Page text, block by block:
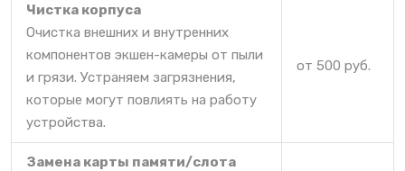
Чистка корпуса
Очистка внешних и внутренних
компонентов экшен-камеры от пыли
и грязи. Устраняем загрязнения,
которые могут повлиять на работу
устройства.
от 500 руб.
Замена карты памяти/слота